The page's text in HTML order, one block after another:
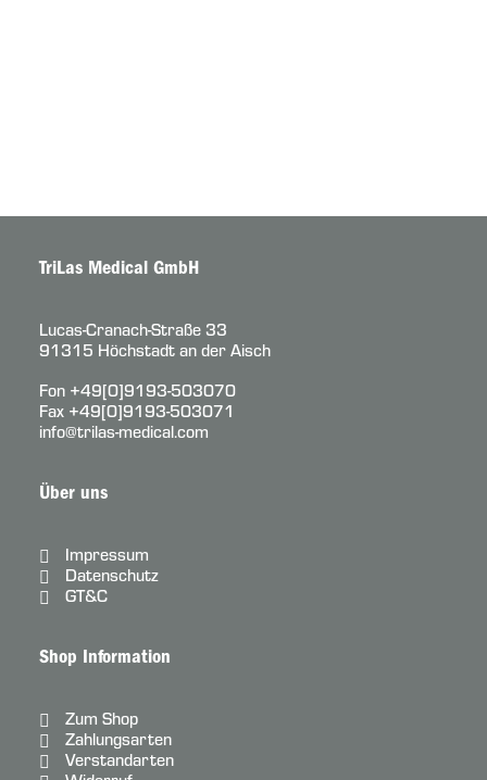
TriLas Medical GmbH
Lucas-Cranach-Straße 33
91315 Höchstadt an der Aisch
Fon +49[0]9193-503070
Fax +49[0]9193-503071
info@trilas-medical.com
Über uns
Impressum
Datenschutz
GT&C
Shop Information
Zum Shop
Zahlungsarten
Verstandarten